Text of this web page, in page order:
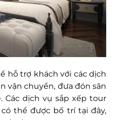
hỗ trợ khách với các dịch
vận chuyển, đưa đón sân
Các dịch vụ sắp xếp tour
thể được bố trí tại đây,